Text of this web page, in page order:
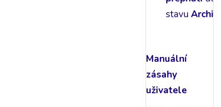
stavu
Manuální
zásahy
uživatele